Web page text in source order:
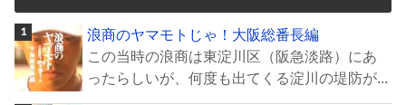
浪商のヤマモトじゃ！大阪総番長編
この当時の浪商は東淀川区（阪急淡路）にあ
ったらしいが、何度も出てくる淀川の堤防が...